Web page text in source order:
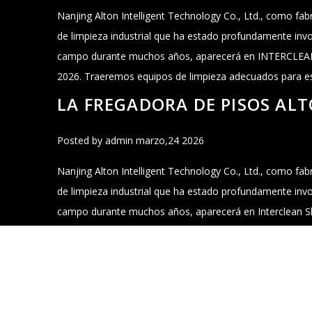
Nuestros principales
Lavadora, barredora de pantalla, aspiradora de vacío
limpieza de agua de alta presión
Nanjing Alton Intelligent Technology Co., Ltd., como
de limpieza industrial que ha estado profundamente
campo durante muchos años, aparecerá en
2026. Traeremos equipos de limpieza adecuados para
industriales, OEM/ODM flexibles personalizados.
LA FREGADORA DE PISOS
Posted by admin marzo,24 2026
Nanjing Alton Intelligent Technology Co., Ltd., como
de limpieza industrial que ha estado profundamente
campo durante muchos años, aparecerá en Interclean